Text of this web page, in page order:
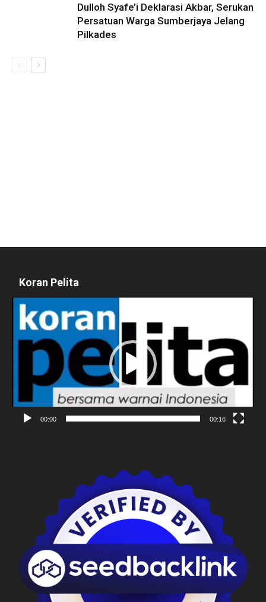
Dulloh Syafe’i Deklarasi Akbar, Serukan
Persatuan Warga Sumberjaya Jelang
Pilkades
Koran Pelita
Pemutar
Video
00:00 00:16